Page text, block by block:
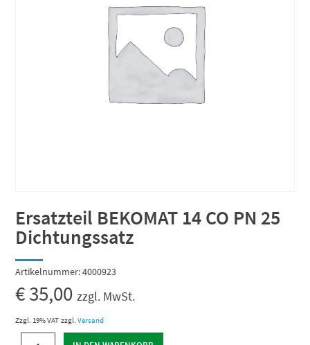
Ersatzteil BEKOMAT 14 CO PN 25
Dichtungssatz
Artikelnummer:4000923
€35,00 zzgl. MwSt.
Zzgl. 19% VAT zzgl.Versand